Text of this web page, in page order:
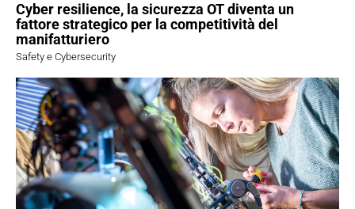
Cyber resilience, la sicurezza OT diventa un
fattore strategico per la competitività del
manifatturiero
Safety e Cybersecurity